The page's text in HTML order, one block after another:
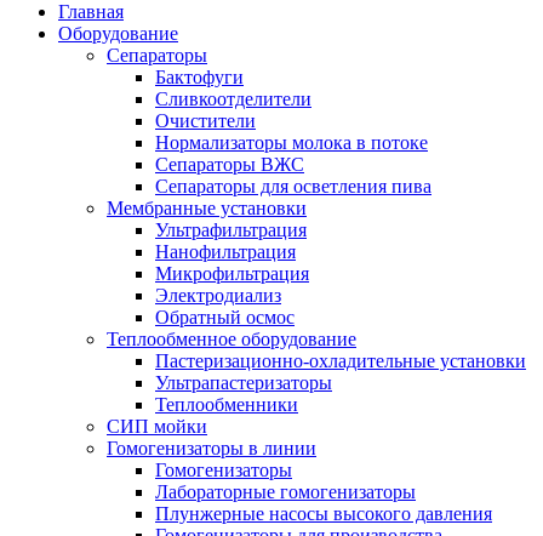
Главная
Оборудование
Сепараторы
Бактофуги
Сливкоотделители
Очистители
Нормализаторы молока в потоке
Сепараторы ВЖС
Сепараторы для осветления пива
Мембранные установки
Ультрафильтрация
Нанофильтрация
Микрофильтрация
Электродиализ
Обратный осмос
Теплообменное оборудование
Пастеризационно-охладительные установки
Ультрапастеризаторы
Теплообменники
СИП мойки
Гомогенизаторы в линии
Гомогенизаторы
Лабораторные гомогенизаторы
Плунжерные насосы высокого давления